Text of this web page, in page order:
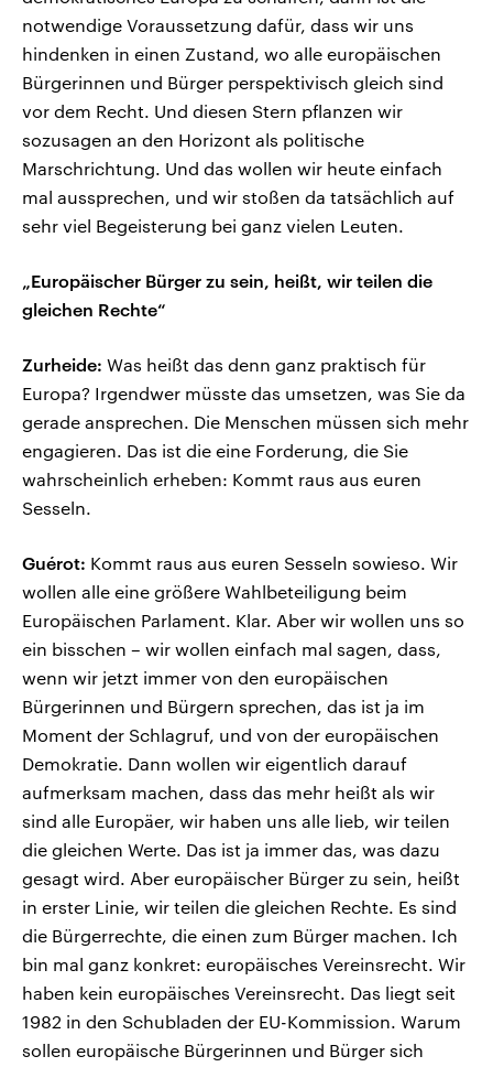
notwendige Voraussetzung dafür, dass wir uns
hindenken in einen Zustand, wo alle europäischen
Bürgerinnen und Bürger perspektivisch gleich sind
vor dem Recht. Und diesen Stern pflanzen wir
sozusagen an den Horizont als politische
Marschrichtung. Und das wollen wir heute einfach
mal aussprechen, und wir stoßen da tatsächlich auf
sehr viel Begeisterung bei ganz vielen Leuten.
„Europäischer Bürger zu sein, heißt, wir teilen die
gleichen Rechte“
Zurheide: Was heißt das denn ganz praktisch für
Europa? Irgendwer müsste das umsetzen, was Sie da
gerade ansprechen. Die Menschen müssen sich mehr
engagieren. Das ist die eine Forderung, die Sie
wahrscheinlich erheben: Kommt raus aus euren
Sesseln.
Guérot: Kommt raus aus euren Sesseln sowieso. Wir
wollen alle eine größere Wahlbeteiligung beim
Europäischen Parlament. Klar. Aber wir wollen uns so
ein bisschen – wir wollen einfach mal sagen, dass,
wenn wir jetzt immer von den europäischen
Bürgerinnen und Bürgern sprechen, das ist ja im
Moment der Schlagruf, und von der europäischen
Demokratie. Dann wollen wir eigentlich darauf
aufmerksam machen, dass das mehr heißt als wir
sind alle Europäer, wir haben uns alle lieb, wir teilen
die gleichen Werte. Das ist ja immer das, was dazu
gesagt wird. Aber europäischer Bürger zu sein, heißt
in erster Linie, wir teilen die gleichen Rechte. Es sind
die Bürgerrechte, die einen zum Bürger machen. Ich
bin mal ganz konkret: europäisches Vereinsrecht. Wir
haben kein europäisches Vereinsrecht. Das liegt seit
1982 in den Schubladen der EU-Kommission. Warum
sollen europäische Bürgerinnen und Bürger sich